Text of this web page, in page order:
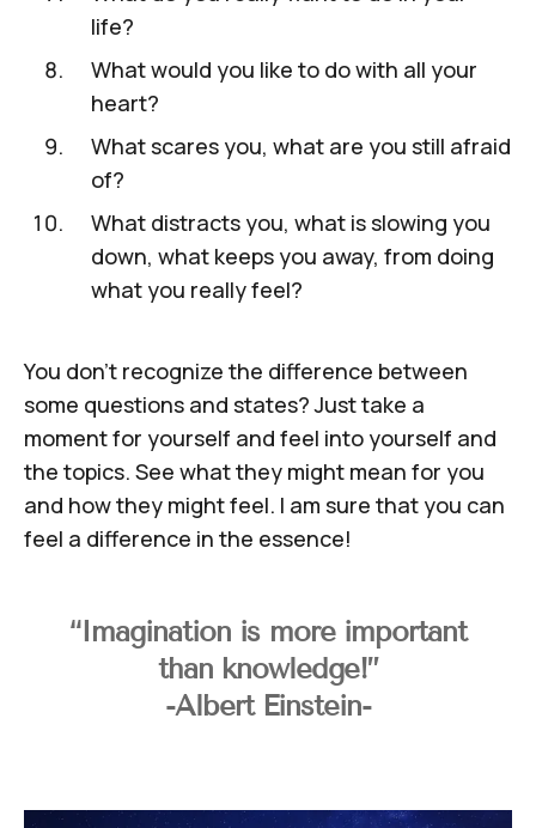
life?
What would you like to do with all your
heart?
What scares you, what are you still afraid
of?
What distracts you, what is slowing you
down, what keeps you away, from doing
what you really feel?
You don't recognize the difference between
some questions and states? Just take a
moment for yourself and feel into yourself and
the topics. See what they might mean for you
and how they might feel. I am sure that you can
feel a difference in the essence!
“Imagination is more important
than knowledge!”
-Albert Einstein-